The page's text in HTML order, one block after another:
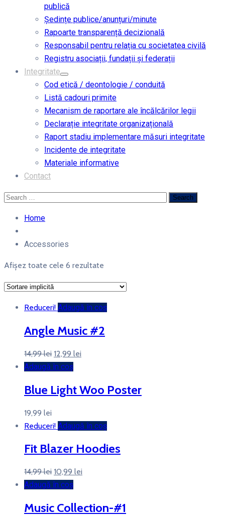
publică
Ședințe publice/anunțuri/minute
Rapoarte transparență decizională
Responsabil pentru relația cu societatea civilă
Registru asociații, fundații și federații
Integritate
Cod etică / deontologie / conduită
Listă cadouri primite
Mecanism de raportare ale încălcărilor legii
Declarație integritate organizațională
Raport stadiu implementare măsuri integritate
Incidente de integritate
Materiale informative
Contact
Home
Accessories
Afișez toate cele 6 rezultate
Reduceri! Adaugă în coș
Angle Music #2
14,99lei Prețul
inițial
fost:
12,99 lei
12,99 lei.
Adaugă în coș
Blue Light Woo Poster
19,99 lei
Reduceri! Adaugă în coș
Fit Blazer Hoodies
14,99lei Prețul
inițial
fost:
10,99 lei
10,99 lei.
Adaugă în coș
Music Collection-#1